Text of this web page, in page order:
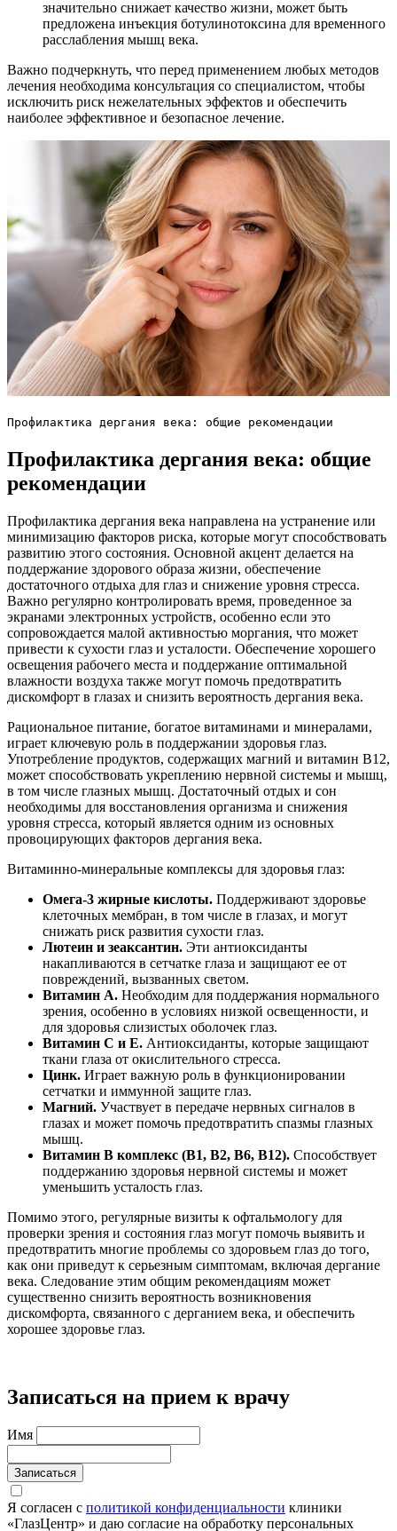
значительно снижает качество жизни, может быть
предложена инъекция ботулинотоксина для временного
расслабления мышц века.
Важно подчеркнуть, что перед применением любых методов
лечения необходима консультация со специалистом, чтобы
исключить риск нежелательных эффектов и обеспечить
наиболее эффективное и безопасное лечение.
Профилактика дергания века: общие рекомендации
Профилактика дергания века: общие
рекомендации
Профилактика дергания века направлена на устранение или
минимизацию факторов риска, которые могут способствовать
развитию этого состояния. Основной акцент делается на
поддержание здорового образа жизни, обеспечение
достаточного отдыха для глаз и снижение уровня стресса.
Важно регулярно контролировать время, проведенное за
экранами электронных устройств, особенно если это
сопровождается малой активностью моргания, что может
привести к сухости глаз и усталости. Обеспечение хорошего
освещения рабочего места и поддержание оптимальной
влажности воздуха также могут помочь предотвратить
дискомфорт в глазах и снизить вероятность дергания века.
Рациональное питание, богатое витаминами и минералами,
играет ключевую роль в поддержании здоровья глаз.
Употребление продуктов, содержащих магний и витамин B12,
может способствовать укреплению нервной системы и мышц,
в том числе глазных мышц. Достаточный отдых и сон
необходимы для восстановления организма и снижения
уровня стресса, который является одним из основных
провоцирующих факторов дергания века.
Витаминно-минеральные комплексы для здоровья глаз:
Омега-3 жирные кислоты. Поддерживают здоровье
клеточных мембран, в том числе в глазах, и могут
снижать риск развития сухости глаз.
Лютеин и зеаксантин. Эти антиоксиданты
накапливаются в сетчатке глаза и защищают ее от
повреждений, вызванных светом.
Витамин А. Необходим для поддержания нормального
зрения, особенно в условиях низкой освещенности, и
для здоровья слизистых оболочек глаз.
Витамин C и E. Антиоксиданты, которые защищают
ткани глаза от окислительного стресса.
Цинк. Играет важную роль в функционировании
сетчатки и иммунной защите глаз.
Магний. Участвует в передаче нервных сигналов в
глазах и может помочь предотвратить спазмы глазных
мышц.
Витамин B комплекс (B1, B2, B6, B12). Способствует
поддержанию здоровья нервной системы и может
уменьшить усталость глаз.
Помимо этого, регулярные визиты к офтальмологу для
проверки зрения и состояния глаз могут помочь выявить и
предотвратить многие проблемы со здоровьем глаз до того,
как они приведут к серьезным симптомам, включая дергание
века. Следование этим общим рекомендациям может
существенно снизить вероятность возникновения
дискомфорта, связанного с дерганием века, и обеспечить
хорошее здоровье глаз.
Записаться на прием к врачу
Имя
Записаться
Я согласен с политикой конфиденциальности клиники
«ГлазЦентр» и даю согласие на обработку персональных